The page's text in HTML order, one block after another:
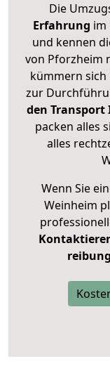
Die
Erfahrung im
und kennen
von Pforzheim
kümmern sich
zur
den Transport
packen alles
alles
Wenn Sie
Weinheim